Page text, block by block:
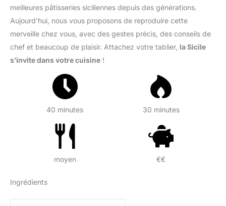
meilleures pâtisseries siciliennes depuis des générations.
Aujourd’hui, nous vous proposons de reproduire cette
merveille chez vous, avec des gestes précis, des conseils de
chef et beaucoup de plaisir. Attachez votre tablier, la Sicile
s’invite dans votre cuisine !
40 minutes 30 minutes
moyen €€
Ingrédients